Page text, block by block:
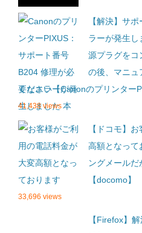
【解決】サ
ラーが発生
源プラグをコ
の後、マニュ
ください【Canonのプリンター
41,438 views
【ドコモ】
高額となって
ングメール
【docomo】
33,696 views
【Firefox】